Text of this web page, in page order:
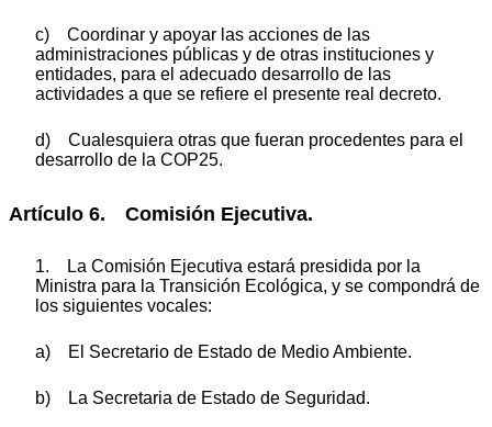
c) Coordinar y apoyar las acciones de las
administraciones públicas y de otras instituciones y
entidades, para el adecuado desarrollo de las
actividades a que se refiere el presente real decreto.
d) Cualesquiera otras que fueran procedentes para el
desarrollo de la COP25.
Artículo 6. Comisión Ejecutiva.
1. La Comisión Ejecutiva estará presidida por la
Ministra para la Transición Ecológica, y se compondrá de
los siguientes vocales:
a) El Secretario de Estado de Medio Ambiente.
b) La Secretaria de Estado de Seguridad.